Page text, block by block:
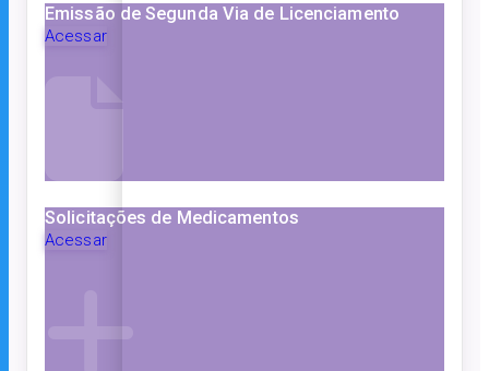
Emissão de Segunda Via de Licenciamento
Acessar
Solicitações de Medicamentos
Acessar